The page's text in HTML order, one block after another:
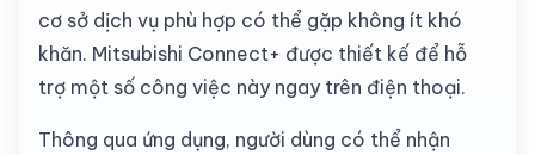
cơ sở dịch vụ phù hợp có thể gặp không ít khó
khăn. Mitsubishi Connect+ được thiết kế để hỗ
trợ một số công việc này ngay trên điện thoại.
Thông qua ứng dụng, người dùng có thể nhận